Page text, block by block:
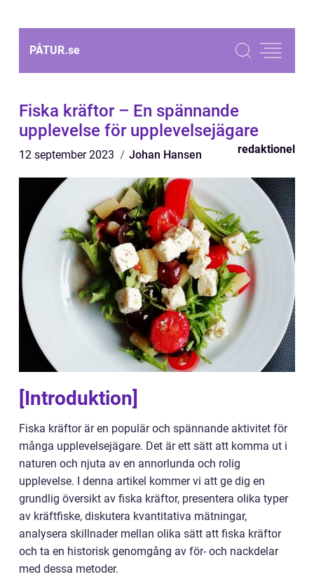
PÅTUR.se
Fiska kräftor – En spännande
upplevelse för upplevelsejägare
12 september 2023 Johan Hansen redaktionel
[Introduktion]
Fiska kräftor är en populär och spännande aktivitet för
många upplevelsejägare. Det är ett sätt att komma ut i
naturen och njuta av en annorlunda och rolig
upplevelse. I denna artikel kommer vi att ge dig en
grundlig översikt av fiska kräftor, presentera olika typer
av kräftfiske, diskutera kvantitativa mätningar,
analysera skillnader mellan olika sätt att fiska kräftor
och ta en historisk genomgång av för- och nackdelar
med dessa metoder.